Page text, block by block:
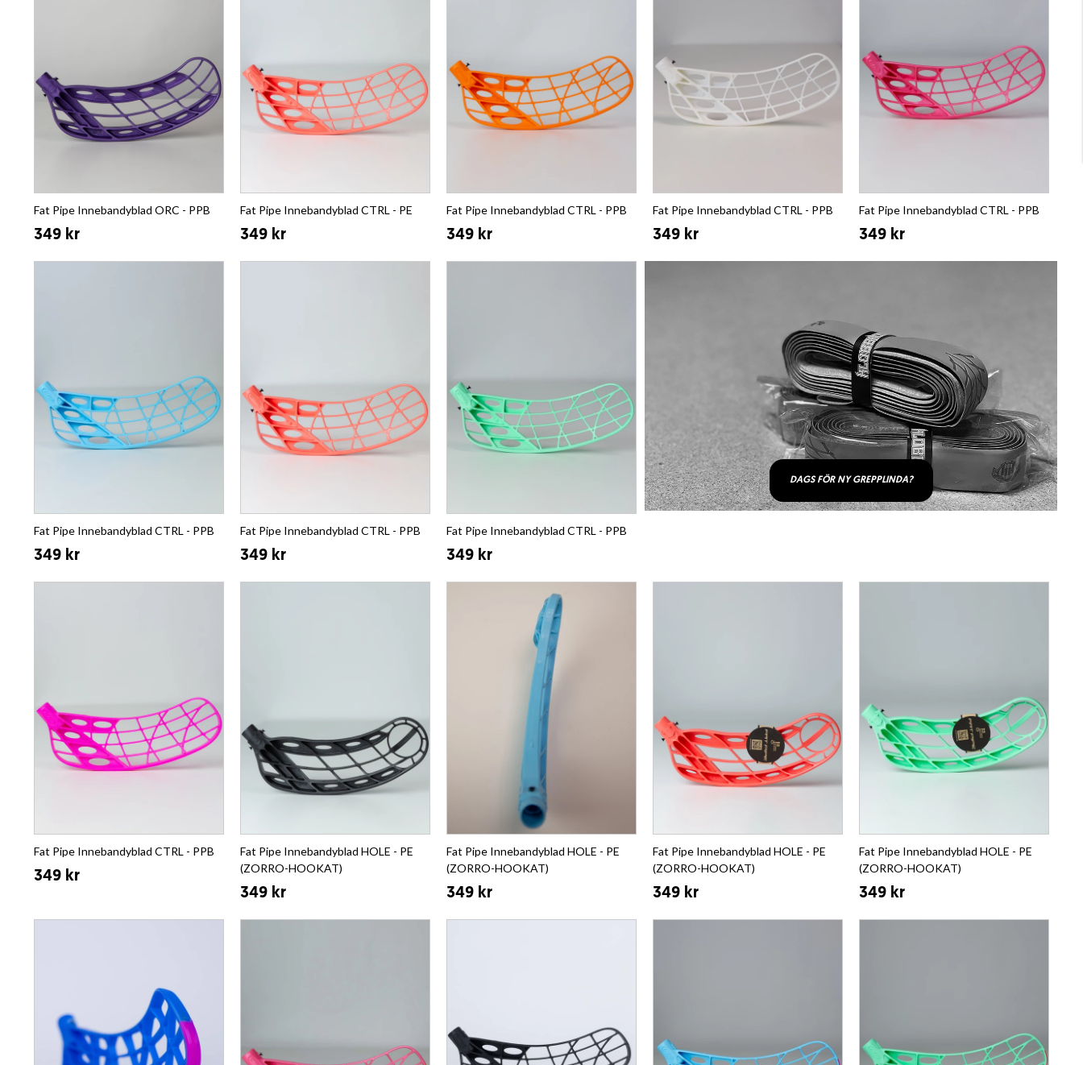
Fat Pipe Innebandyblad ORC - PPB
349 kr
Fat Pipe Innebandyblad CTRL - PE
349 kr
Fat Pipe Innebandyblad CTRL - PPB
349 kr
Fat Pipe Innebandyblad CTRL - PPB
349 kr
Fat Pipe Innebandyblad CTRL - PPB
349 kr
Fat Pipe Innebandyblad CTRL - PPB
349 kr
Fat Pipe Innebandyblad CTRL - PPB
349 kr
Fat Pipe Innebandyblad CTRL - PPB
349 kr
DAGS FÖR NY GREPPLINDA?
Fat Pipe Innebandyblad CTRL - PPB
349 kr
Fat Pipe Innebandyblad HOLE - PE
(ZORRO-HOOKAT)
349 kr
Fat Pipe Innebandyblad HOLE - PE
(ZORRO-HOOKAT)
349 kr
Fat Pipe Innebandyblad HOLE - PE
(ZORRO-HOOKAT)
349 kr
Fat Pipe Innebandyblad HOLE - PE
(ZORRO-HOOKAT)
349 kr